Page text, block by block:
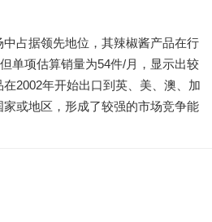
占据领先地位，其辣椒酱产品在行
单项估算销量为54件/月，显示出较
2002年开始出口到英、美、澳、加
或地区，形成了较强的市场竞争能